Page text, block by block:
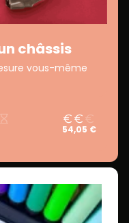
châssis
vous-même
54,05 €